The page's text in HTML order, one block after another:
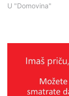
U "Domovina"